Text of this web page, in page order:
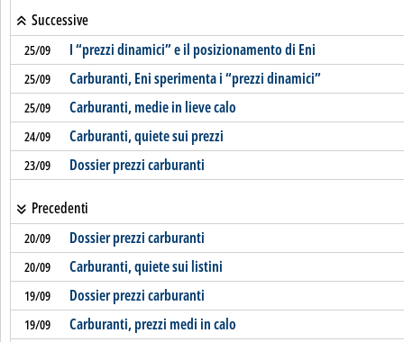
Successive
25/09 I “prezzi dinamici” e il posizionamento di Eni
25/09 Carburanti, Eni sperimenta i “prezzi dinamici”
25/09 Carburanti, medie in lieve calo
24/09 Carburanti, quiete sui prezzi
23/09 Dossier prezzi carburanti
Precedenti
20/09 Dossier prezzi carburanti
20/09 Carburanti, quiete sui listini
19/09 Dossier prezzi carburanti
19/09 Carburanti, prezzi medi in calo